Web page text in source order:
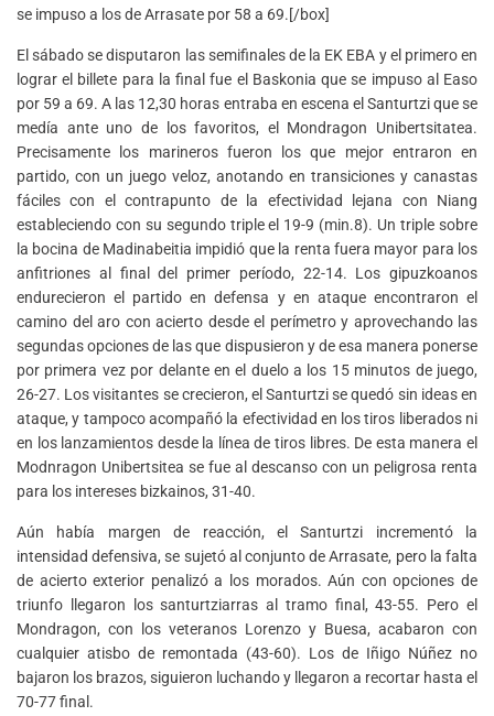
se impuso a los de Arrasate por 58 a 69.[/box]
El sábado se disputaron las semifinales de la EK EBA y el primero en
lograr el billete para la final fue el Baskonia que se impuso al Easo
por 59 a 69. A las 12,30 horas entraba en escena el Santurtzi que se
medía ante uno de los favoritos, el Mondragon Unibertsitatea.
Precisamente los marineros fueron los que mejor entraron en
partido, con un juego veloz, anotando en transiciones y canastas
fáciles con el contrapunto de la efectividad lejana con Niang
estableciendo con su segundo triple el 19-9 (min.8). Un triple sobre
la bocina de Madinabeitia impidió que la renta fuera mayor para los
anfitriones al final del primer período, 22-14. Los gipuzkoanos
endurecieron el partido en defensa y en ataque encontraron el
camino del aro con acierto desde el perímetro y aprovechando las
segundas opciones de las que dispusieron y de esa manera ponerse
por primera vez por delante en el duelo a los 15 minutos de juego,
26-27. Los visitantes se crecieron, el Santurtzi se quedó sin ideas en
ataque, y tampoco acompañó la efectividad en los tiros liberados ni
en los lanzamientos desde la línea de tiros libres. De esta manera el
Modnragon Unibertsitea se fue al descanso con un peligrosa renta
para los intereses bizkainos, 31-40.
Aún había margen de reacción, el Santurtzi incrementó la
intensidad defensiva, se sujetó al conjunto de Arrasate, pero la falta
de acierto exterior penalizó a los morados. Aún con opciones de
triunfo llegaron los santurtziarras al tramo final, 43-55. Pero el
Mondragon, con los veteranos Lorenzo y Buesa, acabaron con
cualquier atisbo de remontada (43-60). Los de Iñigo Núñez no
bajaron los brazos, siguieron luchando y llegaron a recortar hasta el
70-77 final.